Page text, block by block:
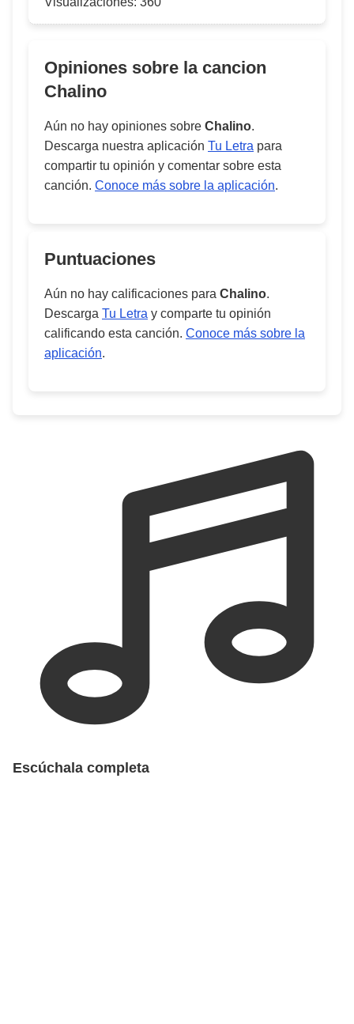
Opiniones sobre la cancion
Chalino
Aún no hay opiniones sobre Chalino.
Descarga nuestra aplicación Tu Letra para
compartir tu opinión y comentar sobre esta
canción. Conoce más sobre la aplicación.
Puntuaciones
Aún no hay calificaciones para Chalino.
Descarga Tu Letra y comparte tu opinión
calificando esta canción. Conoce más sobre la
aplicación.
Escúchala completa